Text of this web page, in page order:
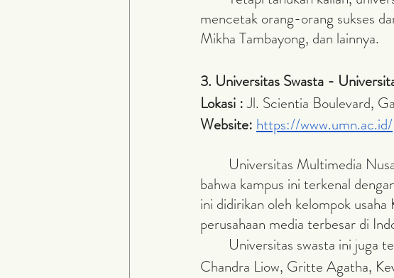
mencetak orang-orang sukses
Mikha Tambayong, dan lainnya.
3. Universitas Swasta -
Lokasi : Jl. Scientia Boulevard,
Website: https://www.umn.ac.id/
bahwa kampus ini terkenal
ini didirikan oleh kelompok
perusahaan media terbesar di
Chandra Liow, Gritte Agatha,